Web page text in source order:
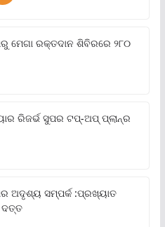
ମେଗା ରକ୍ତଦାନ ଶିବିରରେ ୨୮୦
ରିଜର୍ଭ ସୁପର ଟପ୍‌-ଅପ୍ ପ୍ଲାନ୍‌ର
ଅଦୃଶ୍ୟ ସମ୍ପର୍କ :ପ୍ରଖ୍ୟାତ
ଦତ୍ତ